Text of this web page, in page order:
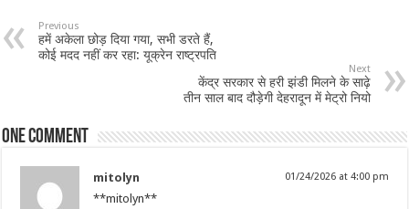
Previous
हमें अकेला छोड़ दिया गया, सभी डरते हैं,
कोई मदद नहीं कर रहा: यूक्रेन राष्ट्रपति
Next
केंद्र सरकार से हरी झंडी मिलने के साढ़े
तीन साल बाद दौड़ेगी देहरादून में मेट्रो नियो
One comment
mitolyn 01/24/2026 at 4:00 pm
**mitolyn**